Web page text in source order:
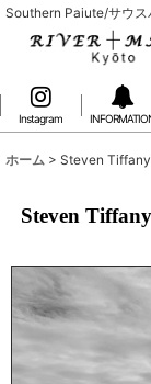
Southern Paiute/サウ
Instagram
ホーム > Steven Tiffany
Steven